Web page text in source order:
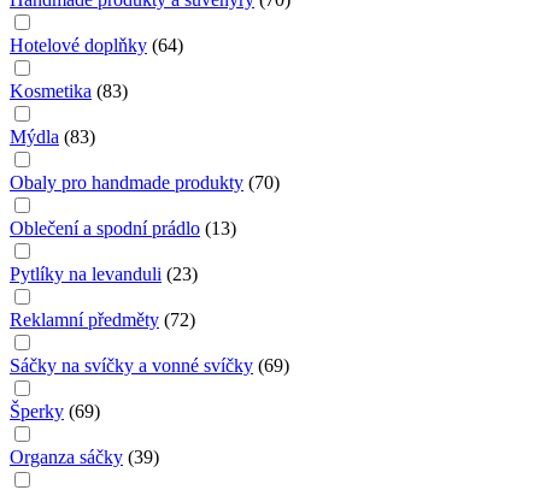
Hotelové doplňky (64)
Kosmetika (83)
Mýdla (83)
Obaly pro handmade produkty (70)
Oblečení a spodní prádlo (13)
Pytlíky na levanduli (23)
Reklamní předměty (72)
Sáčky na svíčky a vonné svíčky (69)
Šperky (69)
Organza sáčky (39)